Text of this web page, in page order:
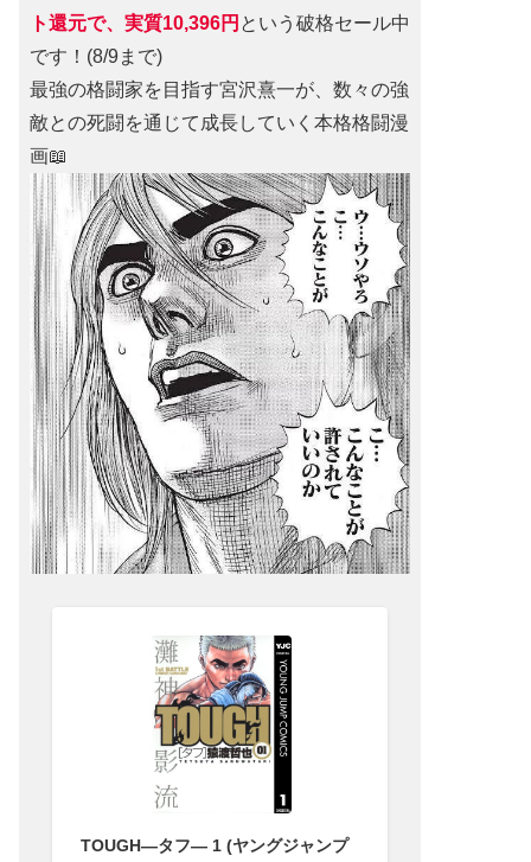
ト還元で、実質10,396円 という破格セール中
です！(8/9まで)
最強の格闘家を目指す宮沢熹一が、数々の強
敵との死闘を通じて成長していく本格格闘漫
画📖
TOUGH―タフ― 1 (ヤングジャンプ